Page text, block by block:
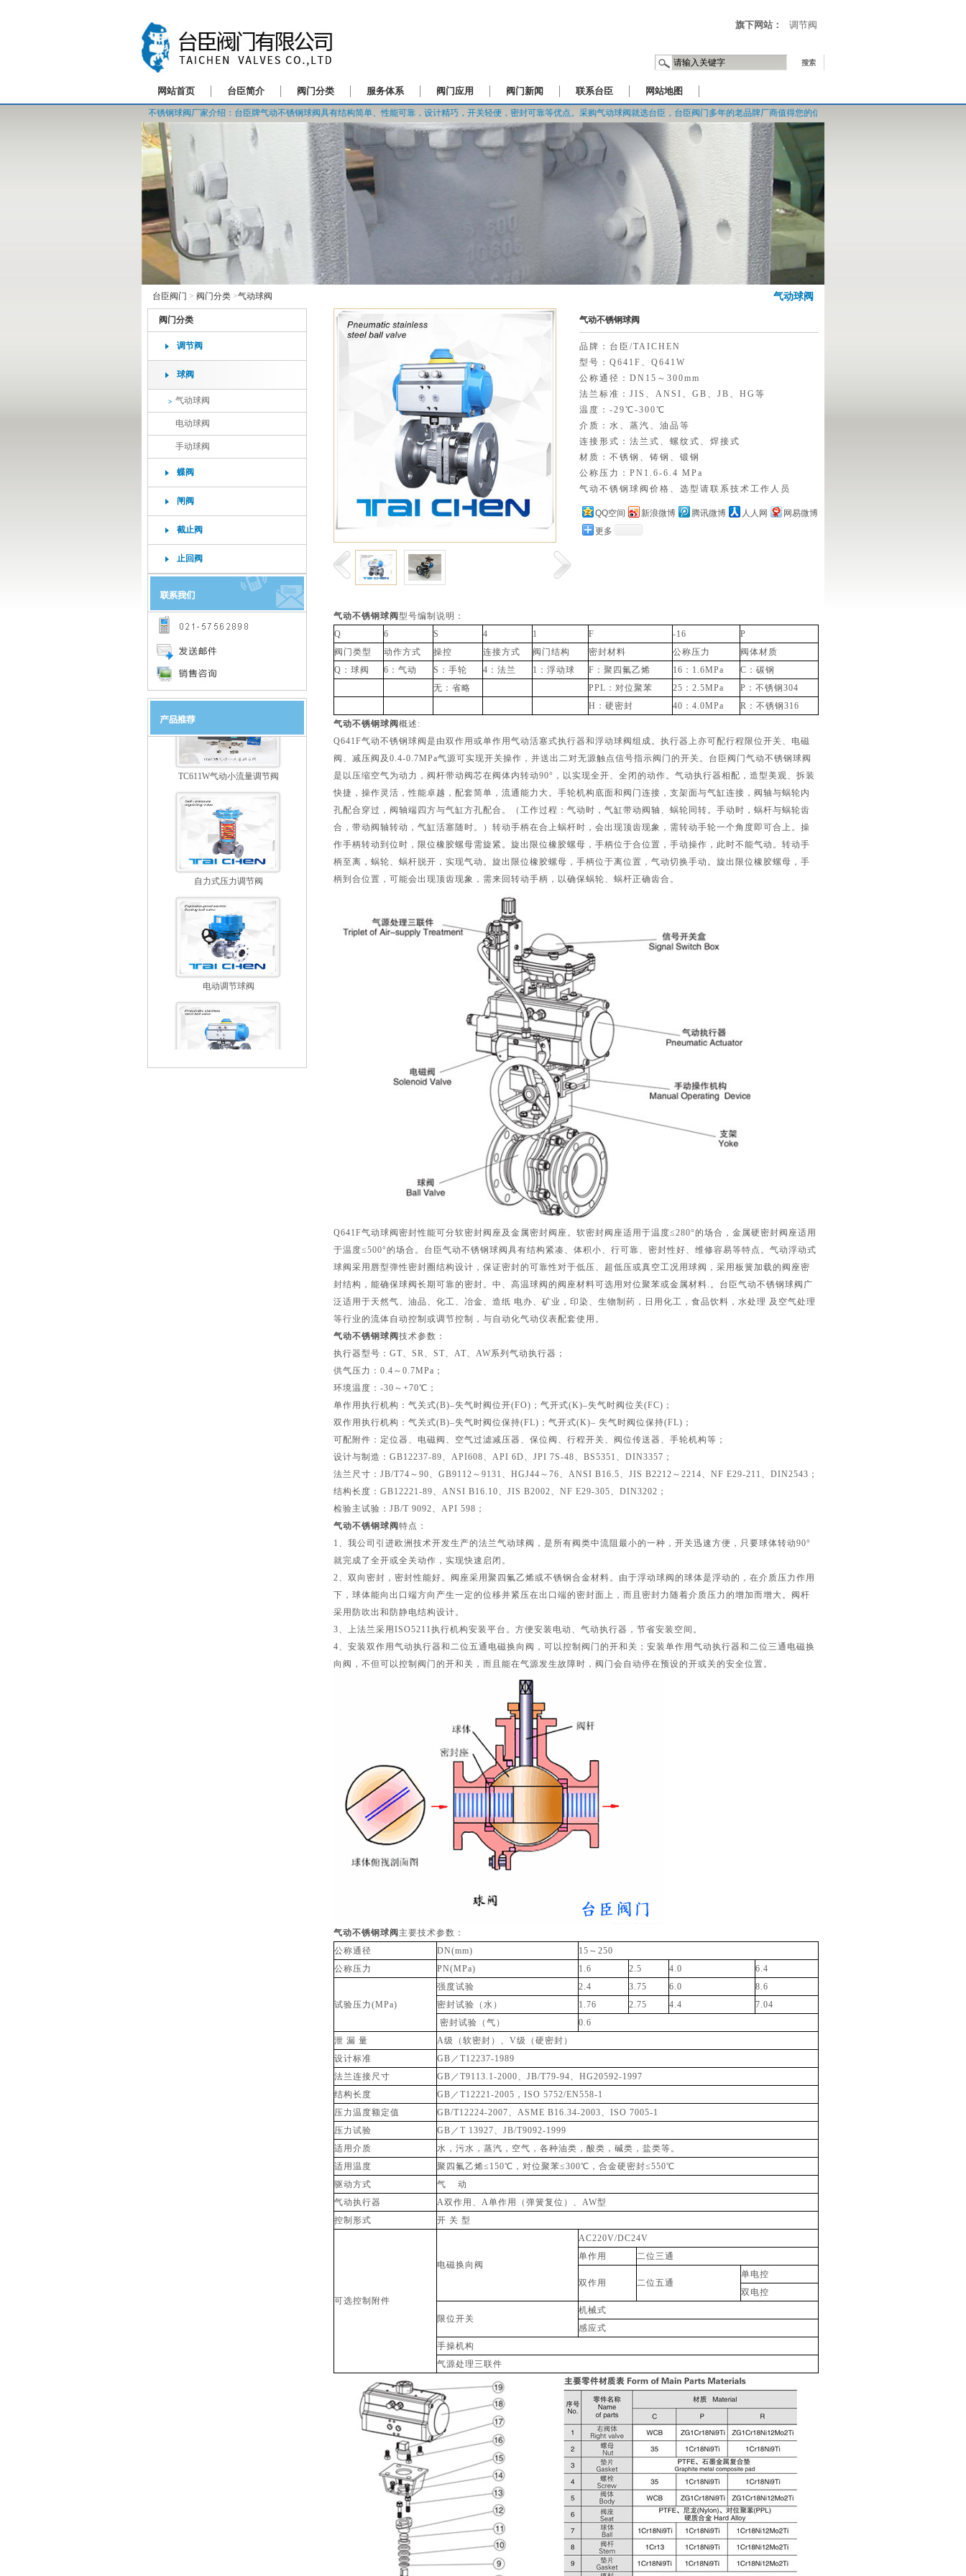
旗下网站： 调节阀
网站首页 台臣简介 阀门分类 服务体系 阀门应用 阀门新闻 联系台臣 网站地图
气动不锈钢球阀厂家介绍：台臣牌气动不锈钢球阀具有结构简单、性能可靠，设计精巧，开关轻便，密封可靠等优点。采购气动球阀就选台臣，台臣阀门多年的老品牌厂商值得您的信赖。
台臣阀门 > 阀门分类 >气动球阀 气动球阀
阀门分类
调节阀
球阀
气动球阀
电动球阀
手动球阀
蝶阀
闸阀
截止阀
止回阀
微小流量调节阀
针式小流量调节阀
TC911W电动小流量调节阀
TC611W气动小流量调节阀
自力式压力调节阀
电动调节球阀
气动不锈钢球阀
气动不锈钢球阀
品牌：台臣/TAICHEN
型号：Q641F、Q641W
公称通径：DN15～300mm
法兰标准：JIS、ANSI、GB、JB、HG等
温度：-29℃-300℃
介质：水、蒸汽、油品等
连接形式：法兰式、螺纹式、焊接式
材质：不锈钢、铸钢、锻钢
公称压力：PN1.6-6.4 MPa
气动不锈钢球阀价格、选型请联系技术工作人员
QQ空间 新浪微博 腾讯微博 人人网
网易微博
更多
气动不锈钢球阀 型号编制说明：
Q
6 S 4 1 F -16
P
阀门类型
动作方式 操控 连接方式 阀门结构 密封材料 公称压力
阀体材质
Q：球阀
6：气动 S：手轮 4：法兰 1：浮动球 F：聚四氟乙烯 16：1.6MPa
C：碳钢
无：省略
PPL：对位聚苯 25：2.5MPa
P：不锈钢304
H：硬密封
40：4.0MPa
R：不锈钢316
气动不锈钢球阀 概述:
Q641F气动不锈钢球阀是由双作用或单作用气动活塞式执行器和浮动球阀组成。执行器上亦可配行程限位开关、电磁
阀、减压阀及0.4-0.7MPa气源可实现开关操作，并送出二对无源触点信号指示阀门的开关。台臣阀门气动不锈钢球阀
是以压缩空气为动力，阀杆带动阀芯在阀体内转动90°，以实现全开、全闭的动作。气动执行器相配，造型美观、拆装
快捷，操作灵活，性能卓越，配套简单，流通能力大。手轮机构底面和阀门连接，支架面与气缸连接，阀轴与蜗轮内
孔配合穿过，阀轴端四方与气缸方孔配合。（工作过程：气动时，气缸带动阀轴、蜗轮同转。手动时，蜗杆与蜗轮齿
合，带动阀轴转动，气缸活塞随时。）转动手柄在合上蜗杆时，会出现顶齿现象，需转动手轮一个角度即可合上。操
作手柄转动到位时，限位橡胶螺母需旋紧。旋出限位橡胶螺母，手柄位于合位置，手动操作，此时不能气动。转动手
柄至离，蜗轮、蜗杆脱开，实现气动。旋出限位橡胶螺母，手柄位于离位置，气动切换手动。旋出限位橡胶螺母，手
柄到合位置，可能会出现顶齿现象，需来回转动手柄，以确保蜗轮、蜗杆正确齿合。
Q641F气动球阀密封性能可分软密封阀座及金属密封阀座。软密封阀座适用于温度≤280°的场合，金属硬密封阀座适用
于温度≤500°的场合。台臣气动不锈钢球阀具有结构紧凑、体积小、行可靠、密封性好、维修容易等特点。气动浮动式
球阀采用唇型弹性密封圈结构设计，保证密封的可靠性对于低压、超低压或真空工况用球阀，采用板簧加载的阀座密
封结构，能确保球阀长期可靠的密封。中、高温球阀的阀座材料可选用对位聚苯或金属材料.。台臣气动不锈钢球阀广
泛适用于天然气、油品、化工、冶金、造纸 电办、矿业，印染、生物制药，日用化工，食品饮料，水处理 及空气处理
等行业的流体自动控制或调节控制，与自动化气动仪表配套使用。
气动不锈钢球阀 技术参数：
执行器型号：GT、SR、ST、AT、AW系列气动执行器；
供气压力：0.4～0.7MPa；
环境温度：-30～+70℃；
单作用执行机构：气关式(B)–失气时阀位开(FO)；气开式(K)–失气时阀位关(FC)；
双作用执行机构：气关式(B)–失气时阀位保持(FL)；气开式(K)– 失气时阀位保持(FL)；
可配附件：定位器、电磁阀、空气过滤减压器、保位阀、行程开关、阀位传送器、手轮机构等；
设计与制造：GB12237-89、API608、API 6D、JPI 7S-48、BS5351、DIN3357；
法兰尺寸：JB/T74～90、GB9112～9131、HGJ44～76、ANSI B16.5、JIS B2212～2214、NF E29-211、DIN2543；
结构长度：GB12221-89、ANSI B16.10、JIS B2002、NF E29-305、DIN3202；
检验主试验：JB/T 9092、API 598；
气动不锈钢球阀 特点：
1、我公司引进欧洲技术开发生产的法兰气动球阀，是所有阀类中流阻最小的一种，开关迅速方便，只要球体转动90°
就完成了全开或全关动作，实现快速启闭。
2、双向密封，密封性能好。阀座采用聚四氟乙烯或不锈钢合金材料。由于浮动球阀的球体是浮动的，在介质压力作用
下，球体能向出口端方向产生一定的位移并紧压在出口端的密封面上，而且密封力随着介质压力的增加而增大。阀杆
采用防吹出和防静电结构设计。
3、上法兰采用ISO5211执行机构安装平台。方便安装电动、气动执行器，节省安装空间。
4、安装双作用气动执行器和二位五通电磁换向阀，可以控制阀门的开和关；安装单作用气动执行器和二位三通电磁换
向阀，不但可以控制阀门的开和关，而且能在气源发生故障时，阀门会自动停在预设的开或关的安全位置。
气动不锈钢球阀 主要技术参数：
公称通径
DN(mm)
15～250
公称压力
PN(MPa) 1.6 2.5 4.0 6.4
试验压力(MPa)
强度试验 2.4 3.75 6.0
8.6
密封试验（水）
1.76 2.75 4.4
7.04
密封试验（气）
0.6
泄 漏 量
A级（软密封）、V级（硬密封）
设计标准
GB／T12237-1989
法兰连接尺寸
GB／T9113.1-2000、JB/T79-94、HG20592-1997
结构长度
GB／T12221-2005，ISO 5752/EN558-1
压力温度额定值
GB/T12224-2007、ASME B16.34-2003、ISO 7005-1
压力试验
GB／T 13927、JB/T9092-1999
适用介质
水，污水，蒸汽，空气，各种油类，酸类，碱类，盐类等。
适用温度
聚四氟乙烯≤150℃，对位聚苯≤300℃，合金硬密封≤550℃
驱动方式
气 动
气动执行器
A双作用、A单作用（弹簧复位）、AW型
控制形式
开 关 型
可选控制附件
电磁换向阀
AC220V/DC24V
单作用
二位三通
双作用 二位五通
单电控
双电控
限位开关
机械式
感应式
手操机构
气源处理三联件